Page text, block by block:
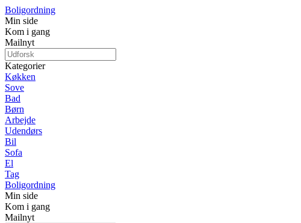
Boligordning
Min side
Kom i gang
Mailnyt
Kategorier
Køkken
Sove
Bad
Børn
Arbejde
Udendørs
Bil
Sofa
El
Tag
Boligordning
Min side
Kom i gang
Mailnyt